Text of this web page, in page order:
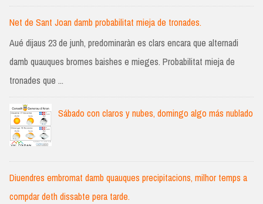
Net de Sant Joan damb probabilitat mieja de tronades.
Aué dijaus 23 de junh, predominaràn es clars encara que alternadi
damb quauques bromes baishes e mieges. Probabilitat mieja de
tronades que ...
Sábado con claros y nubes, domingo algo más nublado
Diuendres embromat damb quauques precipitacions, milhor temps a
compdar deth dissabte pera tarde.